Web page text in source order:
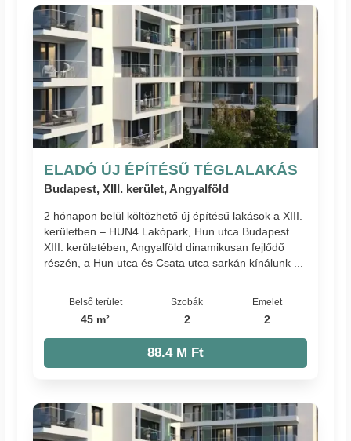
ELADÓ ÚJ ÉPÍTÉSŰ TÉGLALAKÁS
Budapest, XIII. kerület, Angyalföld
2 hónapon belül költözhető új építésű lakások a XIII.
kerületben – HUN4 Lakópark, Hun utca Budapest
XIII. kerületében, Angyalföld dinamikusan fejlődő
részén, a Hun utca és Csata utca sarkán kínálunk ...
Belső terület
45 m²
Szobák
2
Emelet
2
88.4 M Ft